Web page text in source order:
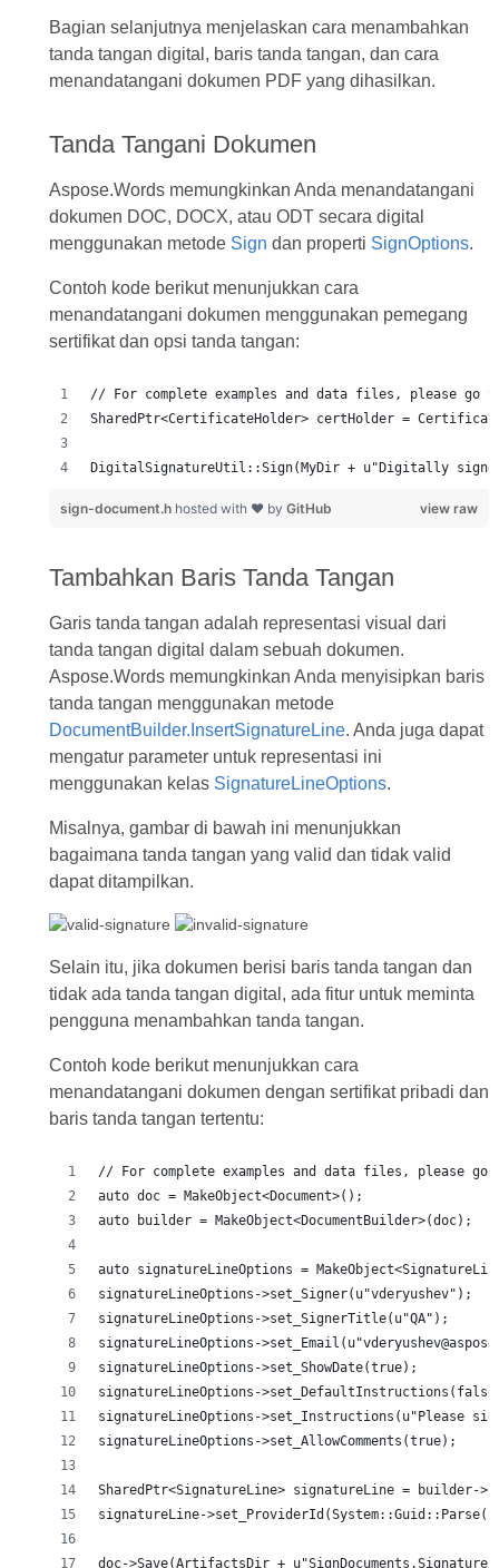
Bagian selanjutnya menjelaskan cara menambahkan
tanda tangan digital, baris tanda tangan, dan cara
menandatangani dokumen PDF yang dihasilkan.
Tanda Tangani Dokumen
Aspose.Words memungkinkan Anda menandatangani
dokumen DOC, DOCX, atau ODT secara digital
menggunakan metode Sign dan properti SignOptions.
Contoh kode berikut menunjukkan cara
menandatangani dokumen menggunakan pemegang
sertifikat dan opsi tanda tangan:
view raw
sign-document.h hosted with ❤ by GitHub
Tambahkan Baris Tanda Tangan
Garis tanda tangan adalah representasi visual dari
tanda tangan digital dalam sebuah dokumen.
Aspose.Words memungkinkan Anda menyisipkan baris
tanda tangan menggunakan metode
DocumentBuilder.InsertSignatureLine. Anda juga dapat
mengatur parameter untuk representasi ini
menggunakan kelas SignatureLineOptions.
Misalnya, gambar di bawah ini menunjukkan
bagaimana tanda tangan yang valid dan tidak valid
dapat ditampilkan.
Selain itu, jika dokumen berisi baris tanda tangan dan
tidak ada tanda tangan digital, ada fitur untuk meminta
pengguna menambahkan tanda tangan.
Contoh kode berikut menunjukkan cara
menandatangani dokumen dengan sertifikat pribadi dan
baris tanda tangan tertentu: